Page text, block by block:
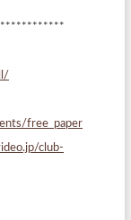
free_paper
club-